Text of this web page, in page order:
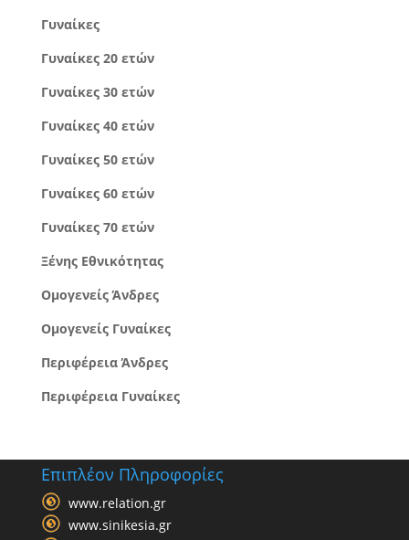
Γυναίκες
Γυναίκες 20 ετών
Γυναίκες 30 ετών
Γυναίκες 40 ετών
Γυναίκες 50 ετών
Γυναίκες 60 ετών
Γυναίκες 70 ετών
Ξένης Εθνικότητας
Ομογενείς Άνδρες
Ομογενείς Γυναίκες
Περιφέρεια Άνδρες
Περιφέρεια Γυναίκες
Επιπλέον Πληροφορίες
www.relation.gr
www.sinikesia.gr